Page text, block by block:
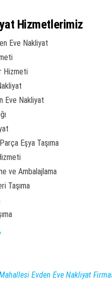
Hizmetlerimiz
Eve Nakliyat
Hizmeti
Eve Nakliyat
Eşya Taşıma
ve Ambalajlama
Taşıma
Evden Eve Nakliyat